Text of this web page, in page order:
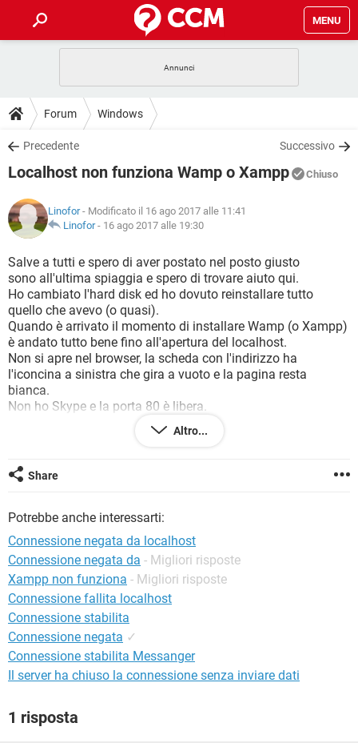
MENU
INTRATTENIMENTO
iOS
INSTAGRAM WHATSAPP
TIKTOK
HARDWARE
GUIDE
COVID-19
INSTAGRAM WHATSAPP
TIKTOK
HARDWARE
DOWNLOAD
COVID-19 GAMING
INTRATTENIMENTO
iOS WINDOWS 10
INSTAGRAM WHATSAPP
TIKTOK FACEBOOK
HARDWARE
COVID-19 GAMING
INTRATTENIMENTO
iOS WINDOWS 10
INSTAGRAM WHATSAPP
TIKTOK FACEBOOK
HARDWARE
GLOSSARIO
COVID-19 GAMING
INTRATTENIMENTO ANDROID
iOS
INSTAGRAM WHATSAPP
TIKTOK FACEBOOK
HARDWARE
Forum Windows
Precedente Successivo
Localhost non funziona Wamp o Xampp Chiuso
Linofor- Modificato il 16 ago 2017 alle 11:41
Linofor- 16 ago 2017 alle 19:30
Salve a tutti e spero di aver postato nel posto giusto
sono all'ultima spiaggia e spero di trovare aiuto qui.
Ho cambiato l'hard disk ed ho dovuto reinstallare tutto
quello che avevo (o quasi).
Quando è arrivato il momento di installare Wamp (o Xampp)
è andato tutto bene fino all'apertura del localhost.
Non si apre nel browser, la scheda con l'indirizzo ha
l'iconcina a sinistra che gira a vuoto e la pagina resta
bianca.
Non ho Skype e la porta 80 è libera.
Ho il mio progetto di Prestashop bloccato e non so più cosa
fare avendo provato varie alternative anche come software
Vi ringrazio per l'eventuale aiuto che potrete darmi.
Altro...
Share
Potrebbe anche interessarti:
Connessione negata da localhost
Connessione negata da - Migliori risposte
Xampp non funziona - Migliori risposte
Connessione fallita localhost
Connessione stabilita
Connessione negata ✓
Connessione stabilita Messanger
Il server ha chiuso la connessione senza inviare dati
1 risposta